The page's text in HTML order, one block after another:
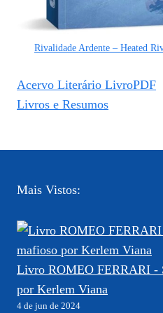
Rivalidade Ardente – Heated
Acervo Literário LivroPDF
Livros e Resumos
Mais Vistos:
Livro ROMEO FERRARI -
por Kerlem Viana
4 de jun de 2024